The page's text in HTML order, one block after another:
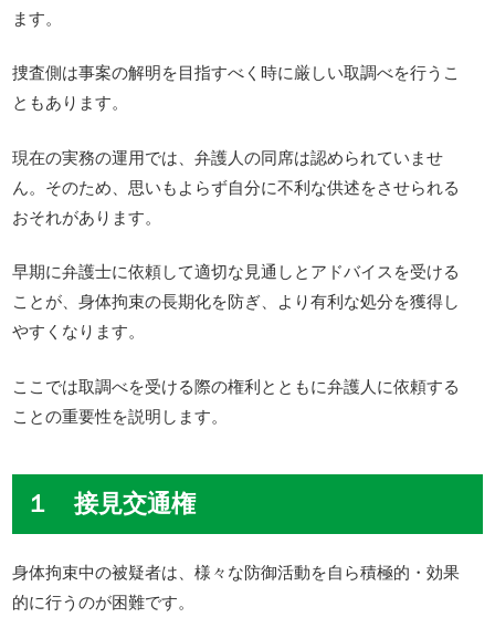
ます。
捜査側は事案の解明を目指すべく時に厳しい取調べを行うこ
ともあります。
現在の実務の運用では、弁護人の同席は認められていませ
ん。そのため、思いもよらず自分に不利な供述をさせられる
おそれがあります。
早期に弁護士に依頼して適切な見通しとアドバイスを受ける
ことが、身体拘束の長期化を防ぎ、より有利な処分を獲得し
やすくなります。
ここでは取調べを受ける際の権利とともに弁護人に依頼する
ことの重要性を説明します。
１ 接見交通権
身体拘束中の被疑者は、様々な防御活動を自ら積極的・効果
的に行うのが困難です。